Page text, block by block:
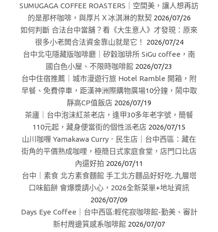
SUMUGAGA COFFEE ROASTERS｜空間美，讓人想再訪
的是那杯咖啡，與厚片Ｘ冰淇淋的默契 2026/07/26
如何判斷 合法台中當舖？看《大生意人》才發現：原來
很多小老闆合法資金靠山就是它！
2026/07/24
台中北屯隱藏版咖啡廳｜矽穀珈琲所 SiGu coffee，南
國白色小屋、不限時咖啡館 2026/07/23
台中住宿推薦｜城市漫遊行旅 Hotel Ramble 開箱，附
早餐、免費停車，距漢神洲際購物廣場10分鐘，鬧中取
靜高CP值飯店 2026/07/19
茶廬｜台中泡沫紅茶老店，逢甲30多年老字號，簡餐
110元起，藏身便當街的個性派老店 2026/07/15
山川咖喱 Yamakawa Curry．民生店｜台中西區：藏在
街角的平價熟成咖哩，極簡日式家庭食堂，店門口比店
內還好拍 2026/07/11
台中｜素食 北方素食麵館 手工北方麵品好好吃..九層塔
口味餡餅 會爆漿請小心，2026全新菜單+地址資訊
2026/07/09
Days Eye Coffee｜台中西區:輕侘寂咖啡館-勤美、審計
新村周邊質感系咖啡館 2026/07/07